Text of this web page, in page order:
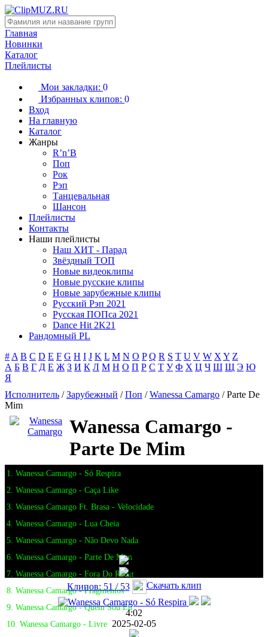
Главная
Новинки
Каталог
Плейлисты
Мои закладки: 0
Избранных клипов: 0
Вход
На главную
Каталог
Жанры
R’n’B
Поп
Рок
Рэп
Танцевальная
Шансон
Плейлисты
Контакты
Наши плейлисты
Наш ХИТ - Парад
Звёздный ТОП
Новые видеоклипы
Новые русские клипы
Новые зарубежные клипы
Русский Рэп 2021
Русская ПОПса 2021
Dance Hit 2K21
Рандомный PL
# A B C D E F G H I J K L M N O P Q R S T U V W X Y Z
А Б В Г Д Е Ж З И К Л М Н О П Р С Т У Ф Х Ц Ч Ш Щ Э Ю
Я
Исполнитель /Зарубежный /Поп /Wanessa Camargo / Parte De
Mim
Wanessa Camargo -
Parte De Mim
1. Wanessa Camargo - Só Respira
2. Wanessa Camargo - Caça Like
3. Wanessa Camargo Ft. Brasa - Velocidade
4. Wanessa Camargo - Lua Cheia
5. Wanessa Camargo - Não Devo Nada
6. Wanessa Camargo - Parte De Mim
7. Wanessa Camargo - Fora Do Radar
8. Wanessa Camargo - Fragmentos
9. Wanessa Camargo - Quem Sou Eu
10. Wanessa Camargo - Livre
Клипов: 51 / 53 Скачать клип
4:02
2025-02-05